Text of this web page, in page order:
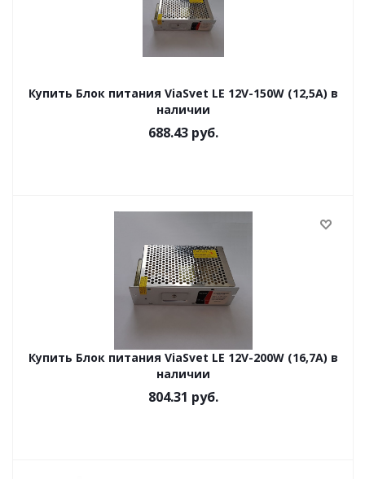
Купить Блок питания ViaSvet LE 12V-150W (12,5A) в
наличии
688.43 руб.
Купить Блок питания ViaSvet LE 12V-200W (16,7A) в
наличии
804.31 руб.